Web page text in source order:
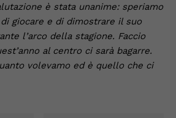
è stata unanime: speriamo
giocare e di dimostrare il suo
l’arco della stagione. Faccio
al centro ci sarà bagarre.
volevamo ed è quello che ci